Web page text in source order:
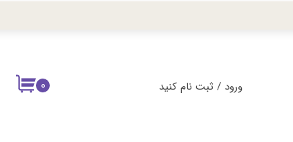
۰ ورود / ثبت نام کنید